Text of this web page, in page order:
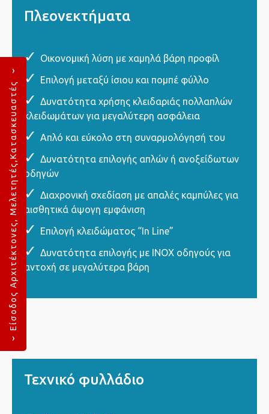
Πλεονεκτήματα
Οικονομική λύση με χαμηλά βάρη προφίλ
Επιλογή μεταξύ ίσιου και πομπέ φύλλο
Δυνατότητα χρήσης κλειδαριάς πολλαπλών
κλειδωμάτων για μεγαλύτερη ασφάλεια
Απλό και εύκολο στη συναρμολόγησή του
Δυνατότητα επιλογής απλών ή ανοξείδωτων
οδηγών
Διαχρονική σχεδίαση με απαλές καμπύλες για
αισθητικά άψογη εμφάνιση
Επιλογή κλειδώματος “Ιn Line”
Δυνατότητα επιλογής με INOX οδηγούς για
αντοχή σε μεγαλύτερα βάρη
Τεχνικό φυλλάδιο
›
Είσοδος Αρχιτέκτονες, Μελετητές,Κατασκευαστές
›